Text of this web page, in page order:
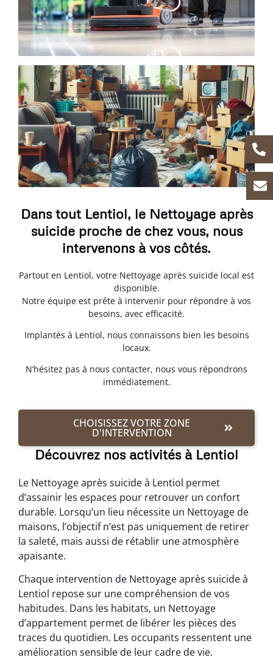
Dans tout Lentiol, le Nettoyage après
suicide proche de chez vous, nous
intervenons à vos côtés.
Partout en Lentiol, votre Nettoyage après suicide local est
disponible.
Notre équipe est prête à intervenir pour répondre à vos
besoins, avec efficacité.
Implantés à Lentiol, nous connaissons bien les besoins
locaux.
N’hésitez pas à nous contacter, nous vous répondrons
immédiatement.
CHOISISSEZ VOTRE ZONE
D'INTERVENTION
Découvrez nos activités à Lentiol
Le Nettoyage après suicide à Lentiol permet
d’assainir les espaces pour retrouver un confort
durable. Lorsqu’un lieu nécessite un Nettoyage de
maisons, l’objectif n’est pas uniquement de retirer
la saleté, mais aussi de rétablir une atmosphère
apaisante.
Chaque intervention de Nettoyage après suicide à
Lentiol repose sur une compréhension de vos
habitudes. Dans les habitats, un Nettoyage
d’appartement permet de libérer les pièces des
traces du quotidien. Les occupants ressentent une
amélioration sensible de leur cadre de vie.